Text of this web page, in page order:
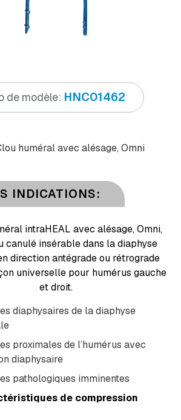
de modèle: HNC01462
huméral avec alésage, Omni
INDICATIONS:
intraHEAL avec alésage, Omni,
canulé insérable dans la diaphyse
direction antégrade ou rétrograde
universelle pour humérus gauche
et droit.
diaphysaires de la diaphyse
proximales de l’humérus avec
diaphysaire
pathologiques imminentes
de compression